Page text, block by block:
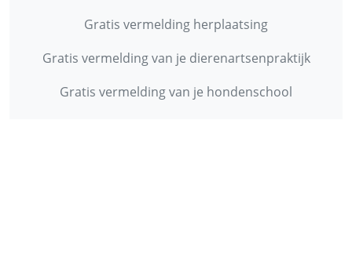
Gratis vermelding herplaatsing
Gratis vermelding van je dierenartsenpraktijk
Gratis vermelding van je hondenschool